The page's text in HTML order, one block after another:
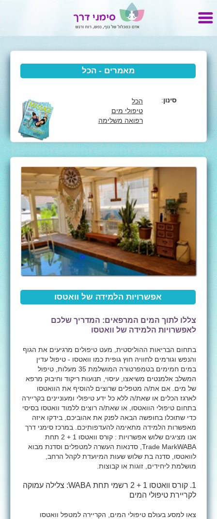
מאמרים - הכל
סינון:
הכל
טיפולי מים
רפואה משלימה
אפשרויות הלמידה של וואטסו
צללו לתוך המים המרפאים: המדריך שלכם
לאפשרויות הלמידה של וואטסו
בתחום הבריאות ההוליסטית, מעט טיפולים מרגיעים את הגוף
והנפש וגורמים לחוויה חוץ גופית כמו וואטסו - טיפול עדין
במים חמימים בטמפרטורה המושלמת 35 מעלות, טיפול
המשלב אלמנטים משיאצו, עיסוי, תנועות ריקוד וחיבוק מרפא
של מים. אם את/ה מטפלים שרוצים להוסיף את הוואטסו
לארגז הכלים או שאת/ה ללא כל ידע טיפולי ומעוניינים בקריירה
בתחום טיפולי הוואטסו, או שאת/ה רוצים ללמוד וואטסו בסיסי
כדי שתוכלו בחופשה הבאה לפנק את אהוביכם, בידקו איזה
מאפשרות הלמידה מתאימה להעדפותיכם. במרכז סימני דרך
אנו מציגים שלוש אפשרויות : קורס וואטסו 1 + 2 תחת
WABA
Trade Mark , סדנאות העשרה למטפלים וסדנת מבוא
לוואטסו, סדנה בת שלוש שעות המיועדת לקהל הרחב,
מושלמת ליחידים, זוגות או קבוצות.
1. קורס וואטסו 1 + 2 רשמי תחת WABA: צלילה עמוקה
לקריירת טיפולי המים
צאו למסע בעולם טיפולי המים, הקריירה למטפל וואטסו